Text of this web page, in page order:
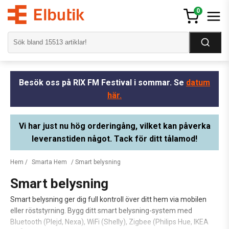
0
Besök oss på RIX FM Festival i sommar. Se datum
här.
Vi har just nu hög orderingång, vilket kan påverka
leveranstiden något. Tack för ditt tålamod!
Hem / Smarta Hem / Smart belysning
Smart belysning
Smart belysning ger dig full kontroll över ditt hem via mobilen
eller röststyrning. Bygg ditt smart belysning-system med
Bluetooth (Plejd, Nexa), WiFi (Shelly), Zigbee (Philips Hue, IKEA